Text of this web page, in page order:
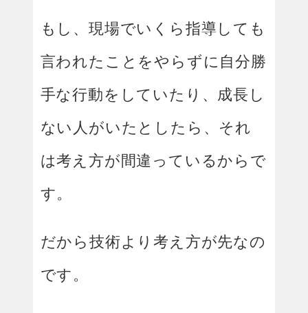
もし、現場でいくら指導しても
言われたことをやらずに自分勝
手な行動をしていたり、成長し
ない人がいたとしたら、それ
は考え方が間違っているからで
す。
だから技術より考え方が先なの
です。